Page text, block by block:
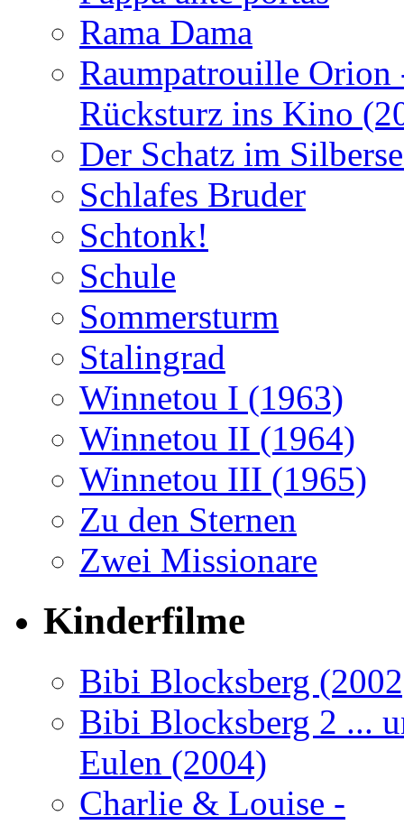
Rama Dama
Raumpatrouille Orion
Rücksturz ins Kino
Der Schatz im
Schlafes Bruder
Schtonk!
Schule
Sommersturm
Stalingrad
Winnetou I (1963)
Winnetou II (1964)
Winnetou III (1965)
Zu den Sternen
Zwei Missionare
Kinderfilme
Bibi Blocksberg
Bibi Blocksberg 2 ...
Eulen (2004)
Charlie & Louise -